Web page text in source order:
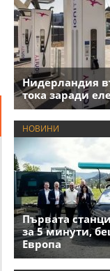
Нидерландия
тока заради
НОВИНИ
Първата
за 5 минути,
Европа